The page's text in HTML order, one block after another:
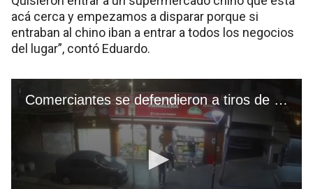
acá cerca y empezamos a disparar porque si
entraban al chino iban a entrar a todos los negocios
del lugar”, contó Eduardo.